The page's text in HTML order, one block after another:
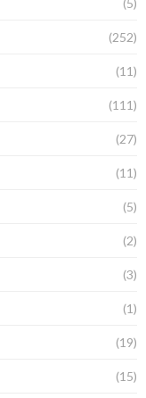
(252)
(11)
(111)
(27)
(11)
(5)
(2)
(3)
(1)
(19)
(15)